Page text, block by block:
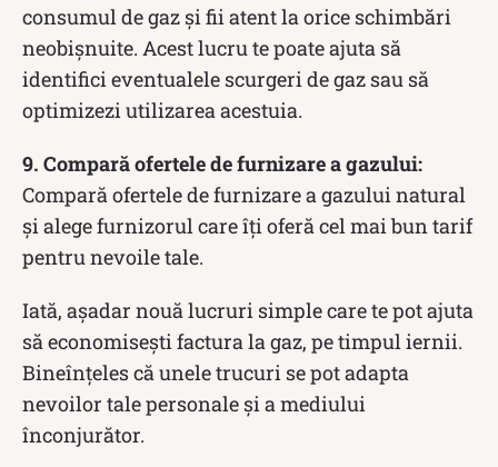
consumul de gaz și fii atent la orice schimbări
neobișnuite. Acest lucru te poate ajuta să
identifici eventualele scurgeri de gaz sau să
optimizezi utilizarea acestuia.
9. Compară ofertele de furnizare a gazului:
Compară ofertele de furnizare a gazului natural
și alege furnizorul care îți oferă cel mai bun tarif
pentru nevoile tale.
Iată, așadar nouă lucruri simple care te pot ajuta
să economisești factura la gaz, pe timpul iernii.
Bineînțeles că unele trucuri se pot adapta
nevoilor tale personale și a mediului
înconjurător.